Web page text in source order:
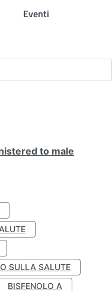
Eventi
to male
SULLA SALUTE
BISFENOLO A